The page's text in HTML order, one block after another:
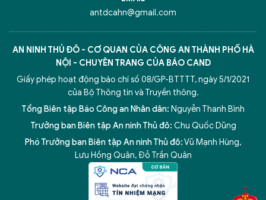
antdcahn@gmail.com
AN NINH THỦ ĐÔ - CƠ QUAN CỦA CÔNG AN THÀNH PHỐ HÀ
NỘI - CHUYÊN TRANG CỦA BÁO CAND
Giấy phép hoạt động báo chí số 08/GP-BTTTT, ngày 5/1/2021
của Bộ Thông tin và Truyền thông.
Tổng Biên tập Báo Công an Nhân dân: Nguyễn Thanh Bình
Trưởng ban Biên tập An ninh Thủ đô: Chu Quốc Dũng
Phó Trưởng ban Biên tập An ninh Thủ đô:Vũ Mạnh Hùng,
Lưu Hồng Quân, Đỗ Trần Quân
5 điểm nghẽn của Hà Nội giải pháp xử lý điểm nghẽn của